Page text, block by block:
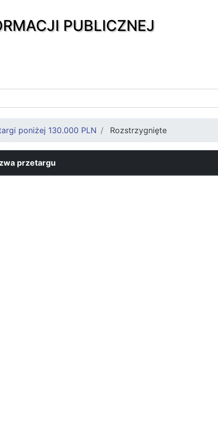
PUBLICZNEJ
poniżej 130.000 PLN Rozstrzygnięte
przetargu